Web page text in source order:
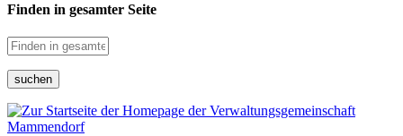
Finden in gesamter Seite
suchen